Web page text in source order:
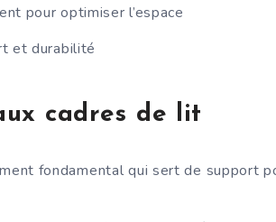
pour optimiser l’espace
et durabilité
cadres de lit
fondamental qui sert de support